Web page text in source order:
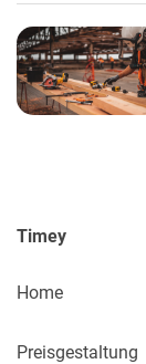
Timey
Home
Preisgestaltung